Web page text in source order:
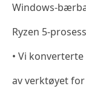
Windows-
Ryzen 5-
• Vi
av verktøyet